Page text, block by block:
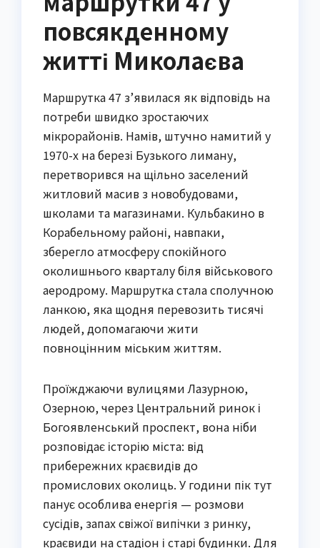
повсякденному
житті Миколаєва
Маршрутка 47 з’явилася як відповідь на
потреби швидко зростаючих
мікрорайонів. Намів, штучно намитий у
1970-х на березі Бузького лиману,
перетворився на щільно заселений
житловий масив з новобудовами,
школами та магазинами. Кульбакино в
Корабельному районі, навпаки,
зберегло атмосферу спокійного
околишнього кварталу біля військового
аеродрому. Маршрутка стала сполучною
ланкою, яка щодня перевозить тисячі
людей, допомагаючи жити
повноцінним міським життям.
Проїжджаючи вулицями Лазурною,
Озерною, через Центральний ринок і
Богоявленський проспект, вона ніби
розповідає історію міста: від
прибережних краєвидів до
промислових околиць. У години пік тут
панує особлива енергія — розмови
сусідів, запах свіжої випічки з ринку,
краєвиди на стадіон і старі будинки. Для